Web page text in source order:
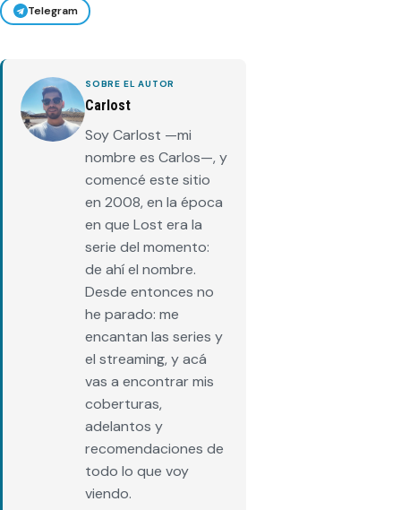
Telegram
SOBRE EL AUTOR
Carlost
Soy Carlost —mi
nombre es Carlos—, y
comencé este sitio
en 2008, en la época
en que Lost era la
serie del momento:
de ahí el nombre.
Desde entonces no
he parado: me
encantan las series y
el streaming, y acá
vas a encontrar mis
coberturas,
adelantos y
recomendaciones de
todo lo que voy
viendo.